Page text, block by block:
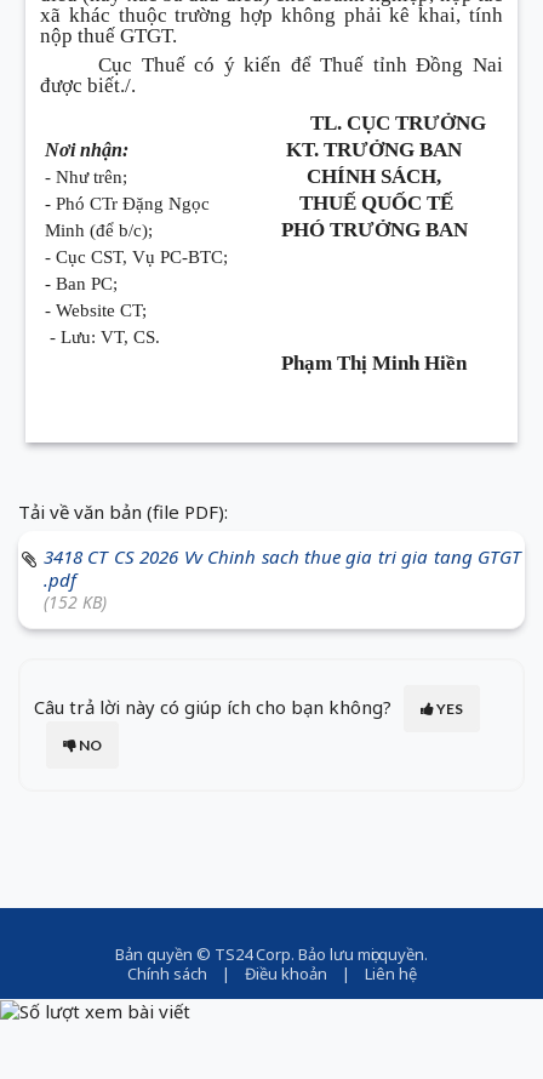
xã khác thuộc trường hợp không phải kê khai, tính
nộp thuế GTGT.
Cục Thuế có ý kiến để Thuế tỉnh Đồng Nai
được biết./.
Nơi nhận:
- Như trên;
- Phó CTr Đặng Ngọc
Minh (để b/c);
- Cục CST, Vụ PC-BTC;
- Ban PC;
- Website CT;
- Lưu: VT, CS.
TL. CỤC TRƯỞNG
KT. TRƯỞNG BAN
CHÍNH SÁCH,
THUẾ QUỐC TẾ
PHÓ TRƯỞNG BAN
Phạm Thị Minh Hiền
Tải về văn bản (file PDF):
3418 CT CS 2026 Vv Chinh sach thue gia tri gia tang GTGT
.pdf
(152 KB)
Câu trả lời này có giúp ích cho bạn không?
YES
NO
Bản quyền © TS24 Corp. Bảo lưu mọi quyền.
Chính sách | Điều khoản | Liên hệ